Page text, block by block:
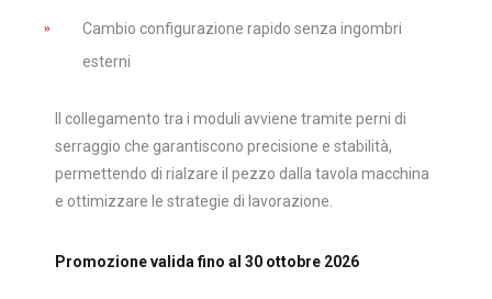
Cambio configurazione rapido senza ingombri
esterni
Il collegamento tra i moduli avviene tramite perni di
serraggio che garantiscono precisione e stabilità,
permettendo di rialzare il pezzo dalla tavola macchina
e ottimizzare le strategie di lavorazione.
Promozione valida fino al 30 ottobre 2026